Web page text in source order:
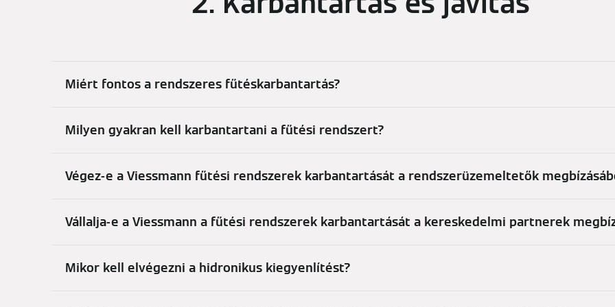
Miért fontos a rendszeres fűtéskarbantartás?
Milyen gyakran kell karbantartani a fűtési rendszert?
Végez-e a Viessmann fűtési rendszerek karbantartását a rendszerüzemeltetők
Vállalja-e a Viessmann a fűtési rendszerek karbantartását a kereskedelmi partnerek
Mikor kell elvégezni a hidronikus kiegyenlítést?